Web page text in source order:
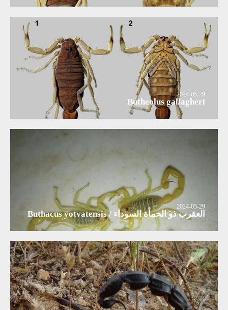
2024-05-29
Butheolus gallagheri
2024-05-29
العقرب ذو الحمأة السوداء / Buthacus yotvatensis